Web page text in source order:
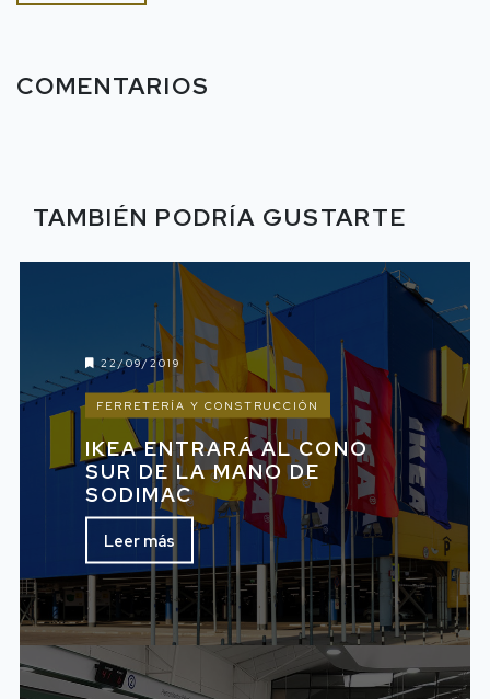
COMENTARIOS
TAMBIÉN PODRÍA GUSTARTE
22/09/2019
FERRETERÍA Y CONSTRUCCIÓN
IKEA ENTRARÁ AL CONO
SUR DE LA MANO DE
SODIMAC
Leer más